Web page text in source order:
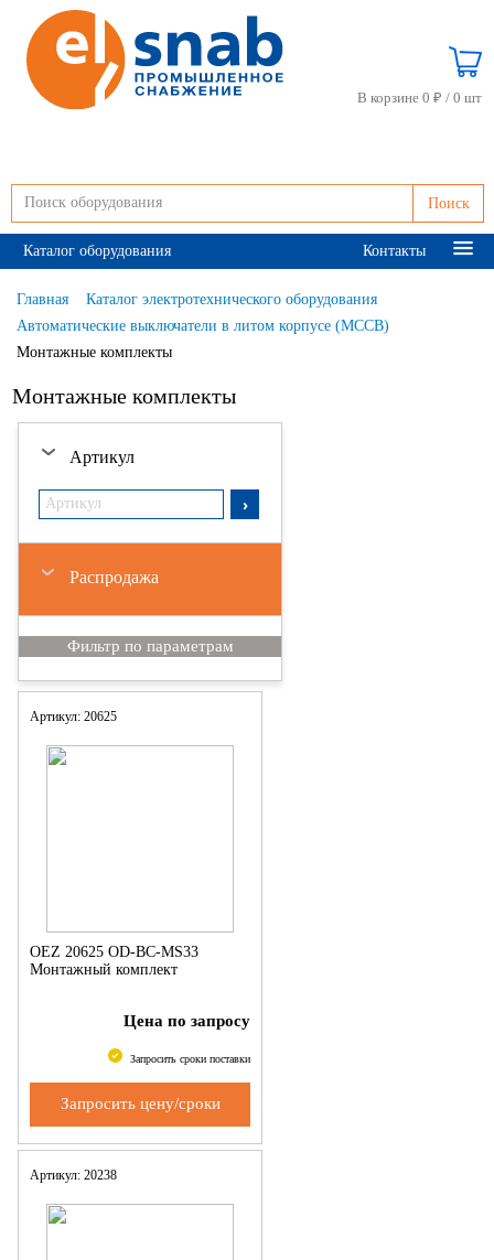
Поиск
В корзине 0 ₽ / 0 шт
Каталог оборудования Контакты
Главная
Каталог электротехнического оборудования
Автоматические выключатели в литом корпусе (MCCB)
Монтажные комплекты
Монтажные комплекты
Артикул
Распродажа
Артикул: 20625
OEZ 20625 OD-BC-MS33
Монтажный комплект
Цена по запросу
Запросить сроки поставки
Запросить цену/сроки
Артикул: 20238